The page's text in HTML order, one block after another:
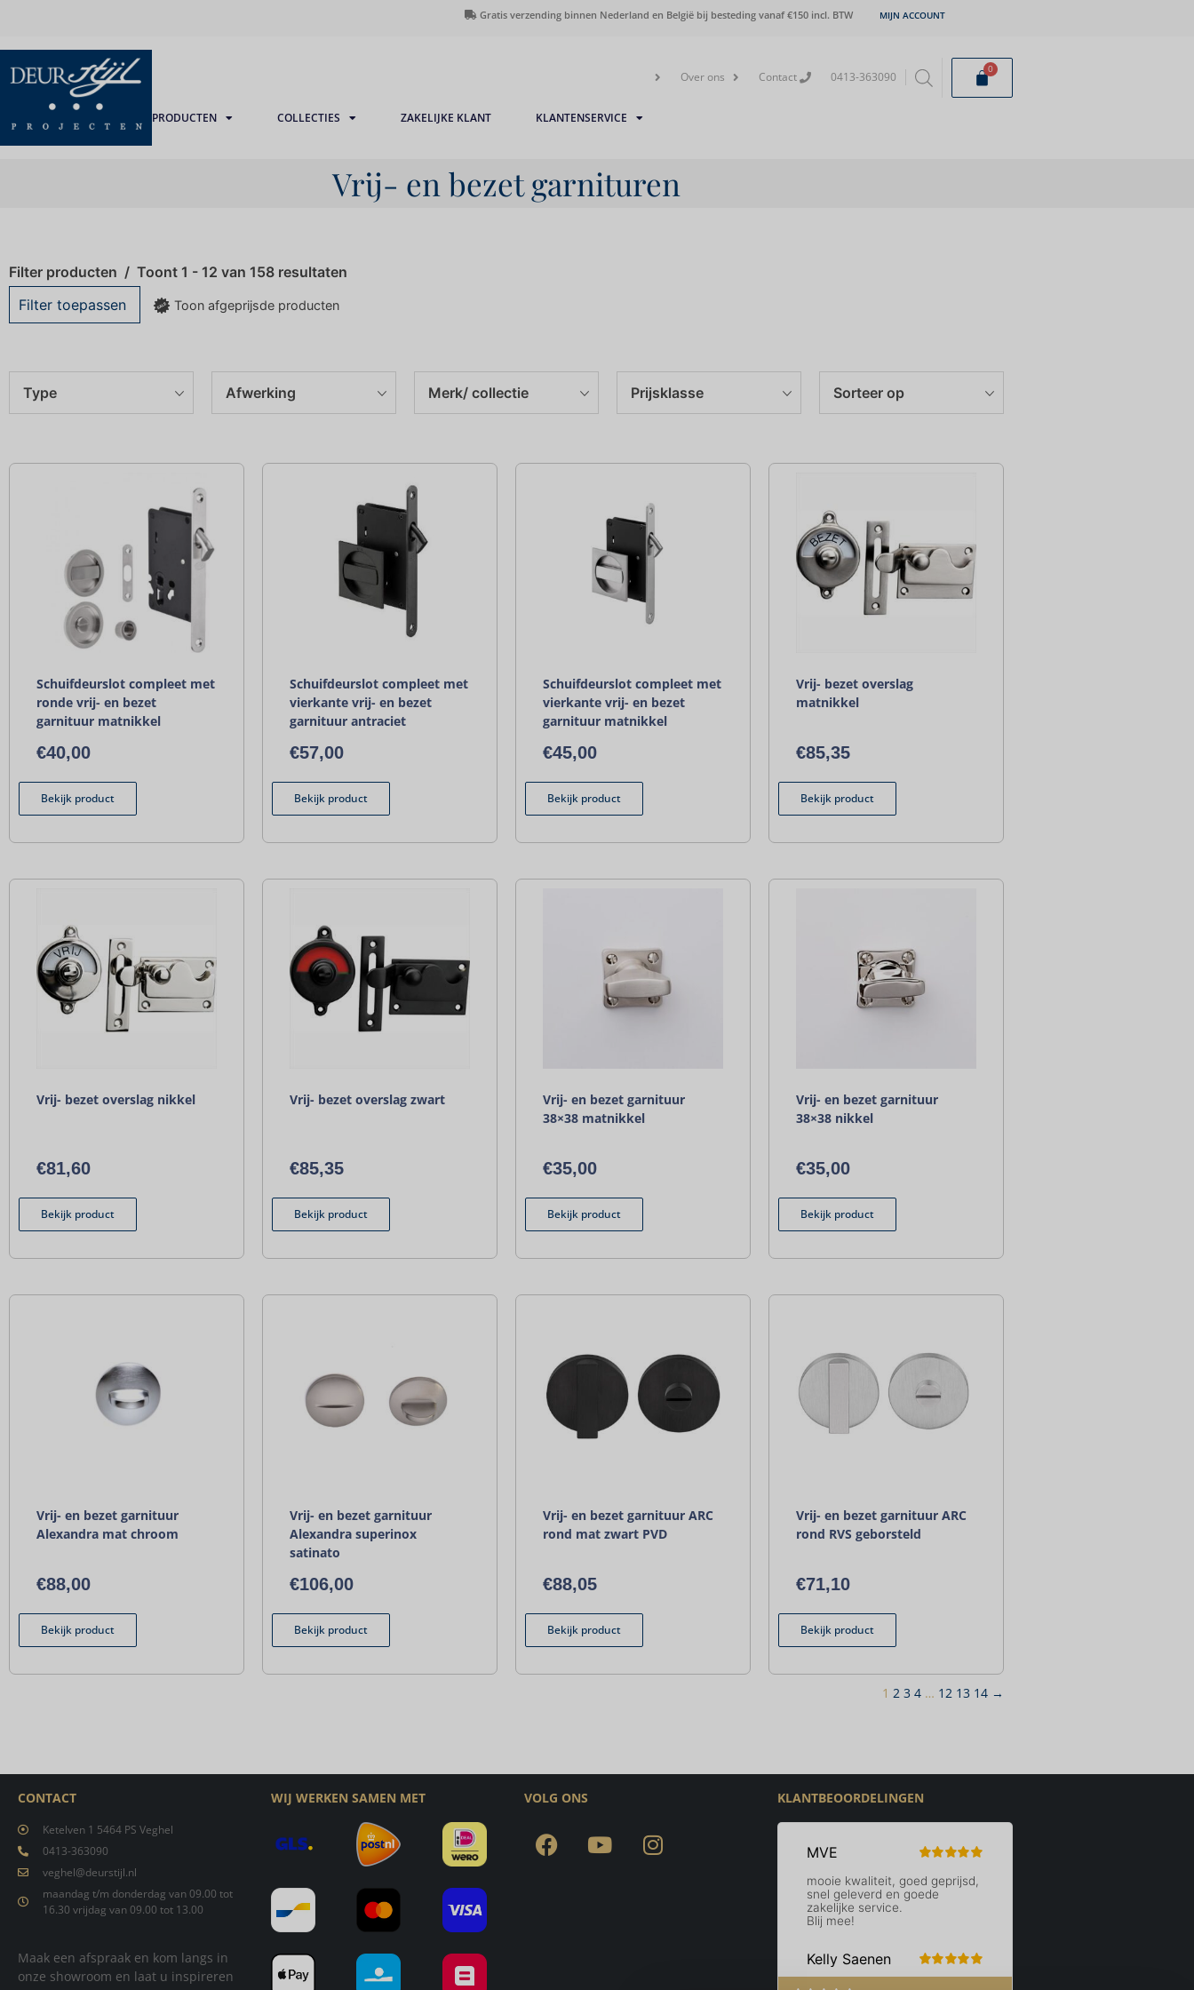
Gratis verzending binnen Nederland en België bij besteding vanaf €150 incl. BTW MIJN ACCOUNT
Over ons Contact 0413-363090
0
PRODUCTEN COLLECTIES ZAKELIJKE KLANT KLANTENSERVICE
Vrij- en bezet garnituren
Filter producten Toont 1 - 12 van 158 resultaten
Type Afwerking Merk/ collectie Prijsklasse Sorteer op
Filter toepassen Toon afgeprijsde producten
Schuifdeurslot compleet met
ronde vrij- en bezet
garnituur matnikkel
€40,00
Bekijk product
Schuifdeurslot compleet met
vierkante vrij- en bezet
garnituur antraciet
€57,00
Bekijk product
Schuifdeurslot compleet met
vierkante vrij- en bezet
garnituur matnikkel
€45,00
Bekijk product
Vrij- bezet overslag
matnikkel
€85,35
Bekijk product
Vrij- bezet overslag nikkel
€81,60
Bekijk product
Vrij- bezet overslag zwart
€85,35
Bekijk product
Vrij- en bezet garnituur
38×38 matnikkel
€35,00
Bekijk product
Vrij- en bezet garnituur
38×38 nikkel
€35,00
Bekijk product
Vrij- en bezet garnituur
Alexandra mat chroom
€88,00
Bekijk product
Vrij- en bezet garnituur
Alexandra superinox
satinato
€106,00
Bekijk product
Vrij- en bezet garnituur ARC
rond mat zwart PVD
€88,05
Bekijk product
Vrij- en bezet garnituur ARC
rond RVS geborsteld
€71,10
Bekijk product
1 2 3 4 … 12 13 14 →
CONTACT
Ketelven 1 5464 PS Veghel
0413-363090
veghel@deurstijl.nl
maandag t/m donderdag van 09.00 tot
16.30 vrijdag van 09.00 tot 13.00
Maak een afspraak en kom langs in
onze showroom en laat u inspireren
WIJ WERKEN SAMEN MET VOLG ONS KLANTBEOORDELINGEN